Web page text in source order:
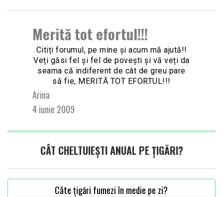
Merită tot efortul!!!
Citiți forumul, pe mine și acum mă ajută!!
Veți găsi fel și fel de povești și vă veți da
seama că indiferent de cât de greu pare
să fie, MERITĂ TOT EFORTUL!!!
Arina
4 iunie 2009
CÂT CHELTUIEȘTI ANUAL PE ȚIGĂRI?
Câte țigări fumezi în medie pe zi?